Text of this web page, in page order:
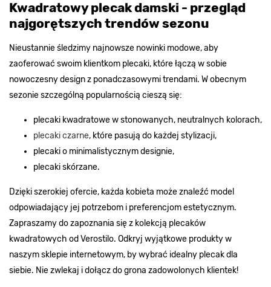
Kwadratowy plecak damski - przegląd
najgorętszych trendów sezonu
Nieustannie śledzimy najnowsze nowinki modowe, aby
zaoferować swoim klientkom plecaki, które łączą w sobie
nowoczesny design z ponadczasowymi trendami. W obecnym
sezonie szczególną popularnością cieszą się:
plecaki kwadratowe w stonowanych, neutralnych kolorach,
plecaki czarne, które pasują do każdej stylizacji,
plecaki o minimalistycznym designie,
plecaki skórzane.
Dzięki szerokiej ofercie, każda kobieta może znaleźć model
odpowiadający jej potrzebom i preferencjom estetycznym.
Zapraszamy do zapoznania się z kolekcją plecaków
kwadratowych od Verostilo. Odkryj wyjątkowe produkty w
naszym sklepie internetowym, by wybrać idealny plecak dla
siebie. Nie zwlekaj i dołącz do grona zadowolonych klientek!